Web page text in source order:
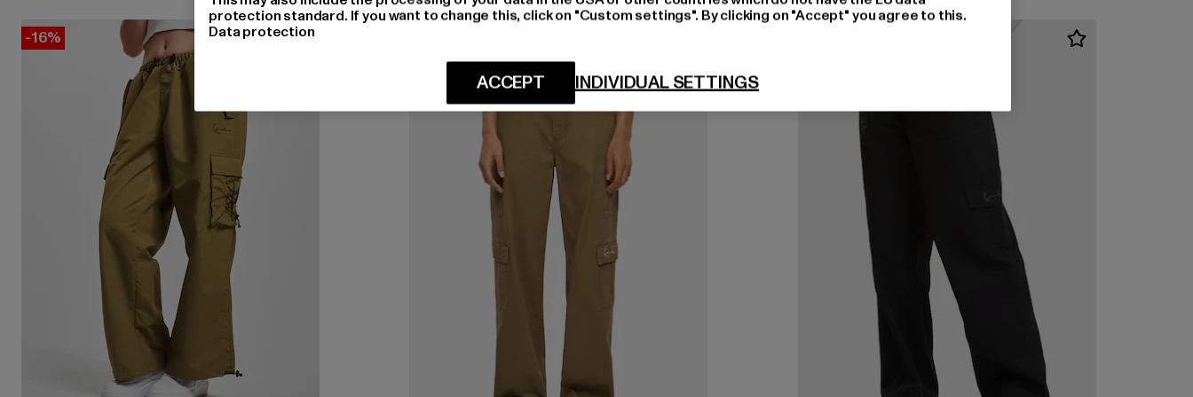
-16%
protection standard. If you want to change this, click on "Custom settings". By clicking on "Accept" you agree to this.
Data protection
INDIVIDUAL SETTINGS
ACCEPT